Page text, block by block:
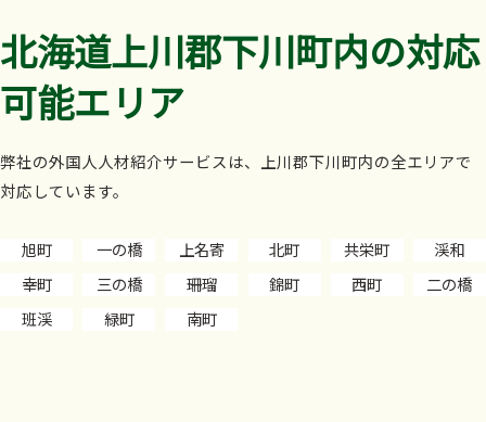
北海道上川郡下川町内の対応
可能エリア
弊社の外国人人材紹介サービスは、上川郡下川町内の全エリアで
対応しています。
旭町 一の橋 上名寄 北町 共栄町
渓和
幸町
三の橋 珊瑠 錦町 西町
二の橋
班渓
緑町 南町